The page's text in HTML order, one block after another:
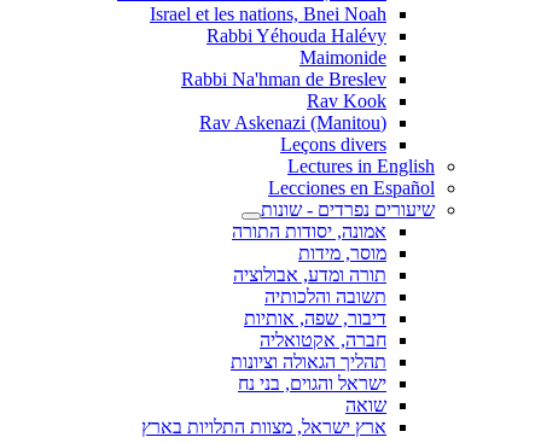
Israel et les nations, Bnei Noah
Rabbi Yéhouda Halévy
Maimonide
Rabbi Na'hman de Breslev
Rav Kook
(Rav Askenazi (Manitou
Leçons divers
Lectures in English
Lecciones en Español
שיעורים נפרדים - שונות
אמונה, יסודות התורה
מוסר, מידות
תורה ומדע, אבולוציה
תשובה והלכותיה
דיבור, שפה, אותיות
חברה, אקטואליה
תהליך הגאולה וציונות
ישראל והגוים, בני נח
שואה
ארץ ישראל, מצוות התלויות בארץ